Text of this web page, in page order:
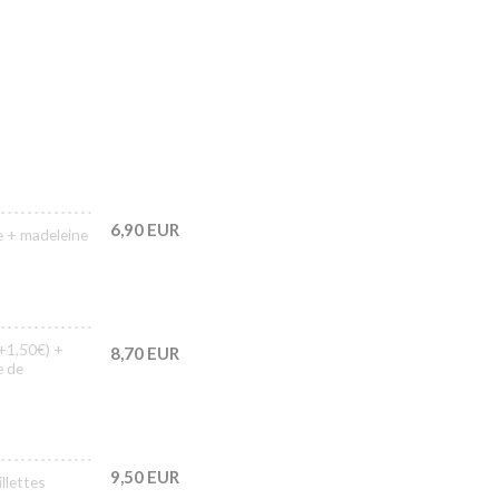
+ madeleine
6,90 EUR
+
de
8,70 EUR
9,50 EUR